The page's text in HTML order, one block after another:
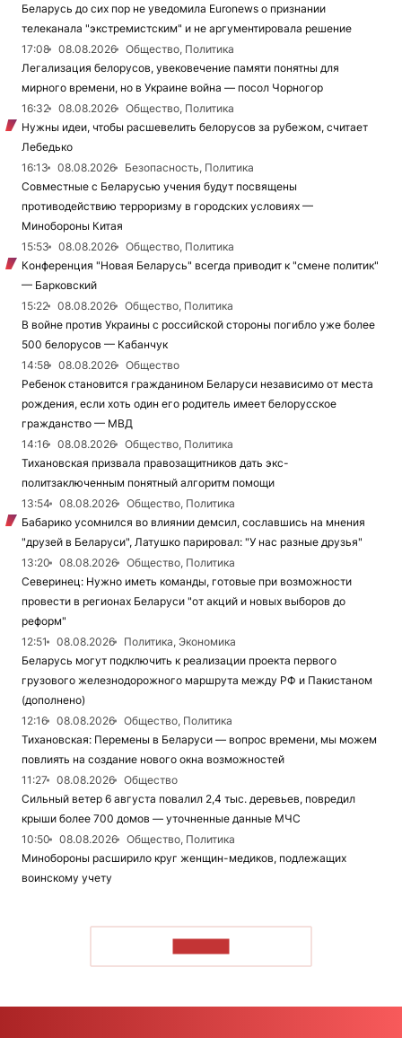
Беларусь до сих пор не уведомила Euronews о признании
телеканала "экстремистским" и не аргументировала решение
17:08
08.08.2026
Общество, Политика
Легализация белорусов, увековечение памяти понятны для
мирного времени, но в Украине война — посол Чорногор
16:32
08.08.2026
Общество, Политика
Нужны идеи, чтобы расшевелить белорусов за рубежом, считает
Лебедько
16:13
08.08.2026
Безопасность, Политика
Совместные с Беларусью учения будут посвящены
противодействию терроризму в городских условиях —
Минобороны Китая
15:53
08.08.2026
Общество, Политика
Конференция "Новая Беларусь" всегда приводит к "смене политик"
— Барковский
15:22
08.08.2026
Общество, Политика
В войне против Украины с российской стороны погибло уже более
500 белорусов — Кабанчук
14:58
08.08.2026
Общество
Ребенок становится гражданином Беларуси независимо от места
рождения, если хоть один его родитель имеет белорусское
гражданство — МВД
14:16
08.08.2026
Общество, Политика
Тихановская призвала правозащитников дать экс-
политзаключенным понятный алгоритм помощи
13:54
08.08.2026
Общество, Политика
Бабарико усомнился во влиянии демсил, сославшись на мнения
"друзей в Беларуси", Латушко парировал: "У нас разные друзья"
13:20
08.08.2026
Общество, Политика
Северинец: Нужно иметь команды, готовые при возможности
провести в регионах Беларуси "от акций и новых выборов до
реформ"
12:51
08.08.2026
Политика, Экономика
Беларусь могут подключить к реализации проекта первого
грузового железнодорожного маршрута между РФ и Пакистаном
(дополнено)
12:16
08.08.2026
Общество, Политика
Тихановская: Перемены в Беларуси — вопрос времени, мы можем
повлиять на создание нового окна возможностей
11:27
08.08.2026
Общество
Сильный ветер 6 августа повалил 2,4 тыс. деревьев, повредил
крыши более 700 домов — уточненные данные МЧС
10:50
08.08.2026
Общество, Политика
Минобороны расширило круг женщин-медиков, подлежащих
воинскому учету